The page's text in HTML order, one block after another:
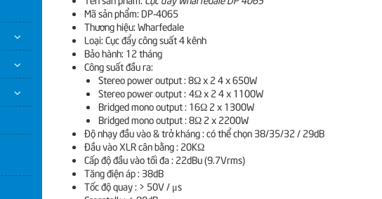
Mã sản phẩm: DP-4065
Thương hiệu: Wharfedale
Loại: Cục đẩy công suất 4 kênh
Bảo hành: 12 tháng
Công suất đầu ra:
Stereo power output : 8Ω x 2 4 x 650W
Stereo power output : 4Ω x 2 4 x 1100W
Bridged mono output : 16Ω 2 x 1300W
Bridged mono output : 8Ω 2 x 2200W
Độ nhạy đầu vào & trở kháng : có thể chọn 38/35/32 / 29dB
Đầu vào XLR cân bằng : 20KΩ
Cấp độ đầu vào tối đa : 22dBu (9.7Vrms)
Tăng điện áp : 38dB
Tốc độ quay : > 50V / μs